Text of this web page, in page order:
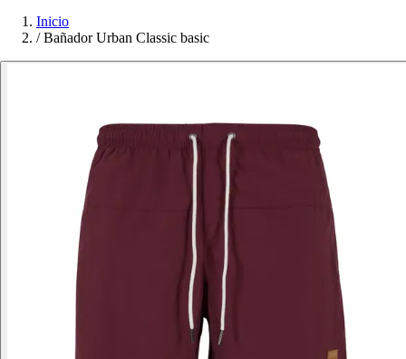
Inicio
/ Bañador Urban Classic basic